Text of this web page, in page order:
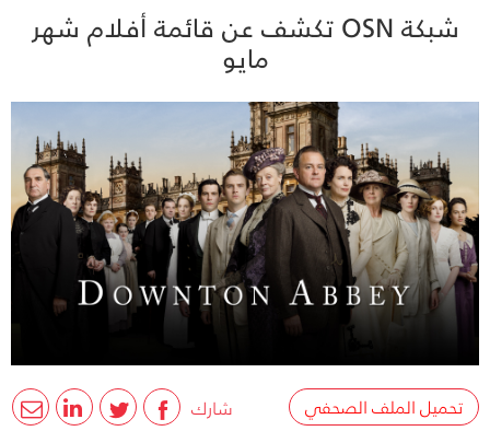
شبكة OSN تكشف عن قائمة أفلام شهر
مايو
شارك
تحميل الملف الصحفي